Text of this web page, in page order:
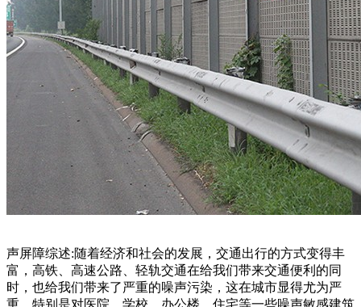
声屏障综述:随着经济和社会的发展，交通出行的方式变得丰
富，高铁、高速公路、轻轨交通在给我们带来交通便利的同
时，也给我们带来了严重的噪声污染，这在城市显得尤为严
重，特别是对医院、学校、办公楼、住宅等一些噪声敏感建筑